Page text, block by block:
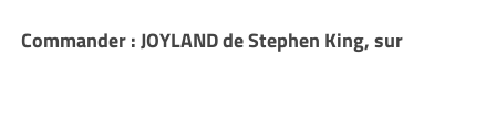
Commander : JOYLAND de Stephen King, sur